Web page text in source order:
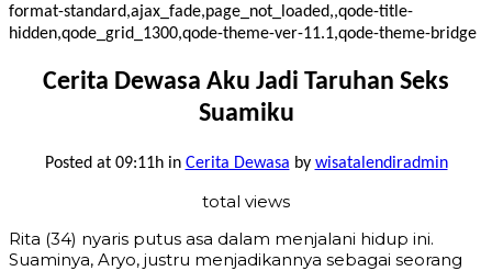
format-standard,ajax_fade,page_not_loaded,,qode-title-
hidden,qode_grid_1300,qode-theme-ver-11.1,qode-theme-bridge
Cerita Dewasa Aku Jadi Taruhan Seks
Suamiku
Posted at 09:11hin Cerita Dewasa by wisatalendiradmin
total views
Rita (34) nyaris putus asa dalam menjalani hidup ini.
Suaminya, Aryo, justru menjadikannya sebagai seorang